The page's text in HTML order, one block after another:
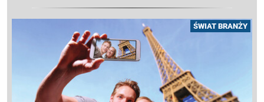
ŚWIAT BRANŻY